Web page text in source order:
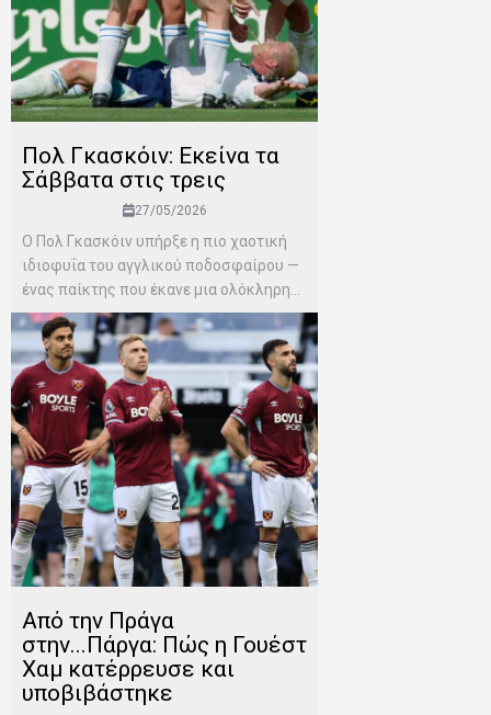
Πολ Γκασκόιν: Εκείνα τα
Σάββατα στις τρεις
27/05/2026
Ο Πολ Γκασκόιν υπήρξε η πιο χαοτική
ιδιοφυΐα του αγγλικού ποδοσφαίρου —
ένας παίκτης που έκανε μια ολόκληρη...
Από την Πράγα
στην...Πάργα: Πώς η Γουέστ
Χαμ κατέρρευσε και
υποβιβάστηκε